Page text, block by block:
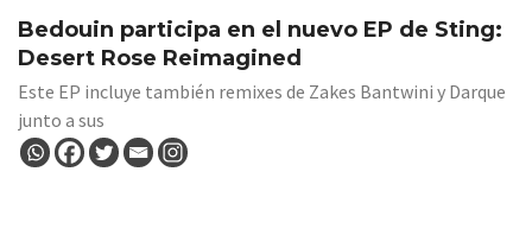
Bedouin participa en el nuevo EP de Sting:
Desert Rose Reimagined
Este EP incluye también remixes de Zakes Bantwini y Darque
junto a sus